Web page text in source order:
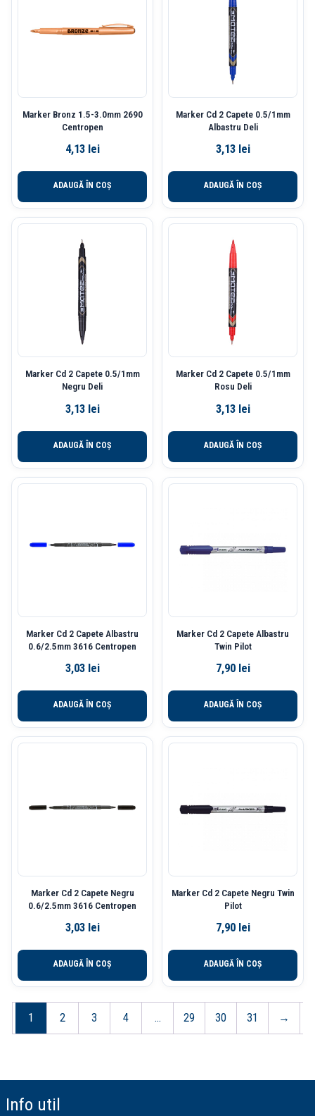
Marker Bronz 1.5-3.0mm 2690
Centropen
4,13 lei
ADAUGĂ ÎN COȘ
Marker Cd 2 Capete 0.5/1mm
Albastru Deli
3,13 lei
ADAUGĂ ÎN COȘ
Marker Cd 2 Capete 0.5/1mm
Negru Deli
3,13 lei
ADAUGĂ ÎN COȘ
Marker Cd 2 Capete 0.5/1mm
Rosu Deli
3,13 lei
ADAUGĂ ÎN COȘ
Marker Cd 2 Capete Albastru
0.6/2.5mm 3616 Centropen
3,03 lei
ADAUGĂ ÎN COȘ
Marker Cd 2 Capete Albastru
Twin Pilot
7,90 lei
ADAUGĂ ÎN COȘ
Marker Cd 2 Capete Negru
0.6/2.5mm 3616 Centropen
3,03 lei
ADAUGĂ ÎN COȘ
Marker Cd 2 Capete Negru Twin
Pilot
7,90 lei
ADAUGĂ ÎN COȘ
1 2 3 4 … 29 30 31 →
Info util